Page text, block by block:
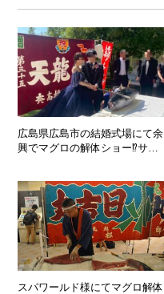
広島県広島市の結婚式場にて余
興でマグロの解体ショー⁉サプ
スパワールド様にてマグロ解体